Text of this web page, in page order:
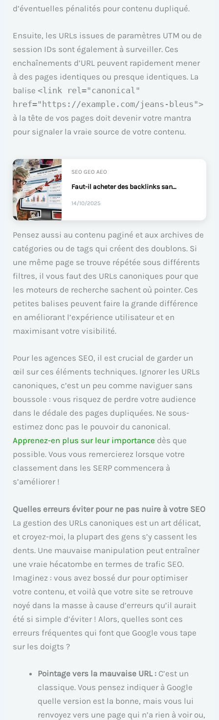
d’éventuelles pénalités pour contenu dupliqué.
Ensuite, les URLs issues de paramètres UTM ou de
session IDs sont également à surveiller. Ces
enchaînements d’URL peuvent rapidement mener
à des pages identiques ou presque identiques. La
balise <link rel="canonical"
href="https://example.com/jeans-bleus">
à la tête de vos pages doit devenir votre mantra
pour signaler la vraie source de votre contenu.
SEO GEO AEO
Faut-il acheter des backlinks sans risquer son SEO ?
14/10/2025
Pensez aussi au contenu paginé et aux archives de
catégories ou de tags qui créent des doublons. Si
une même page se trouve répétée sous différents
filtres, il vous faut des URLs canoniques pour que
les moteurs de recherche sachent où pointer. Ces
petites balises peuvent faire la grande différence
en améliorant l’expérience utilisateur et en
maximisant votre visibilité.
Pour les agences SEO, il est crucial de garder un
œil sur ces éléments techniques. Ignorer les URLs
canoniques, c’est un peu comme naviguer sans
boussole : vous risquez de perdre votre audience
dans le dédale des pages dupliquées. Ne sous-
estimez donc pas le pouvoir du canonical.
Apprenez-en plus sur leur importance dès que
possible. Vous vous remercierez lorsque votre
classement dans les SERP commencera à
s’améliorer !
Quelles erreurs éviter pour ne pas nuire à votre SEO
La gestion des URLs canoniques est un art délicat,
et croyez-moi, la plupart des gens s’y cassent les
dents. Une mauvaise manipulation peut entraîner
une vraie hécatombe en termes de trafic SEO.
Imaginez : vous avez bossé dur pour optimiser
votre contenu, et voilà que votre site se retrouve
noyé dans la masse à cause d’erreurs qu’il aurait
été si simple d’éviter ! Alors, quelles sont ces
erreurs fréquentes qui font que Google vous tape
sur les doigts ?
Pointage vers la mauvaise URL : C’est un
classique. Vous pensez indiquer à Google
quelle version est la bonne, mais vous lui
renvoyez vers une page qui n’a rien à voir ou,